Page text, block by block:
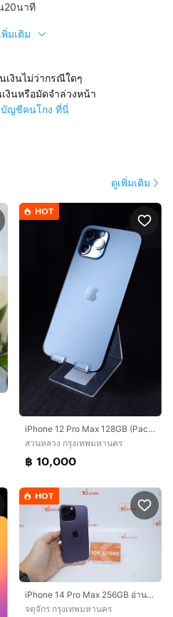
20นาที
มเติม
เงินไม่ว่ากรณีใดๆ
งินหรือมัดจำล่วงหน้า
บัญชีคนโกง ที่นี่
ดูเพิ่มเติม
HOT
iPhone 12 Pro Max 128GB (Pacific Blue)
สวนหลวง กรุงเทพมหานคร
฿ 10,000
HOT
iPhone 14 Pro Max 256GB อ่านตําหนิก่อน
จตุจักร กรุงเทพมหานคร